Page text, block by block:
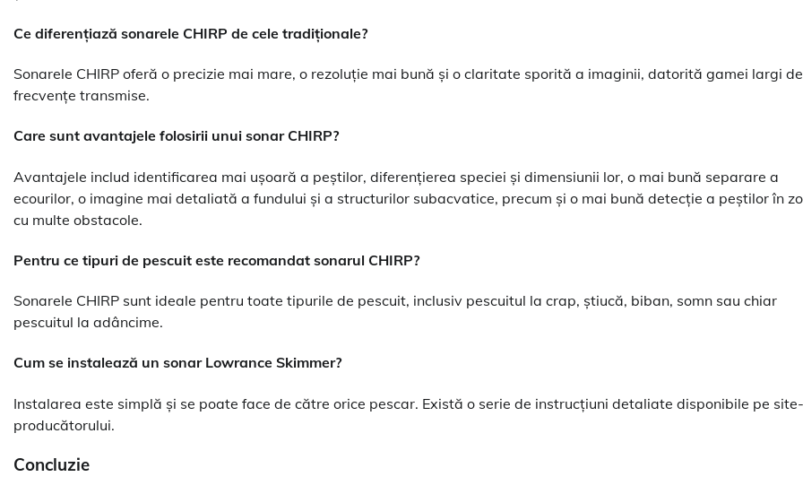
Ce diferențiază sonarele CHIRP de cele tradiționale?
Sonarele CHIRP oferă o precizie mai mare, o rezoluție mai bună și o claritate sporită a imaginii, datorită gamei largi de
frecvențe transmise.
Care sunt avantajele folosirii unui sonar CHIRP?
Avantajele includ identificarea mai ușoară a peștilor, diferențierea speciei și dimensiunii lor, o mai bună separare a
ecourilor, o imagine mai detaliată a fundului și a structurilor subacvatice, precum și o mai bună detecție a peștilor în
cu multe obstacole.
Pentru ce tipuri de pescuit este recomandat sonarul CHIRP?
Sonarele CHIRP sunt ideale pentru toate tipurile de pescuit, inclusiv pescuitul la crap, știucă, biban, somn sau chiar
pescuitul la adâncime.
Cum se instalează un sonar Lowrance Skimmer?
Instalarea este simplă și se poate face de către orice pescar. Există o serie de instrucțiuni detaliate disponibile pe
producătorului.
Concluzie